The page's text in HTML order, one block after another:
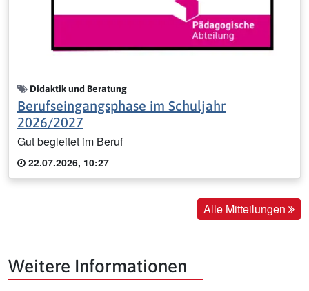
Didaktik und Beratung
Berufseingangsphase im Schuljahr
2026/2027
Gut begleitet im Beruf
22.07.2026, 10:27
Alle Mitteilungen
Weitere Informationen